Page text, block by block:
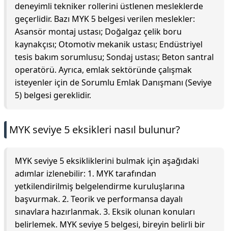
deneyimli tekniker rollerini üstlenen mesleklerde
geçerlidir. Bazı MYK 5 belgesi verilen meslekler:
Asansör montaj ustası; Doğalgaz çelik boru
kaynakçısı; Otomotiv mekanik ustası; Endüstriyel
tesis bakım sorumlusu; Sondaj ustası; Beton santral
operatörü. Ayrıca, emlak sektöründe çalışmak
isteyenler için de Sorumlu Emlak Danışmanı (Seviye
5) belgesi gereklidir.
MYK seviye 5 eksikleri nasıl bulunur?
MYK seviye 5 eksikliklerini bulmak için aşağıdaki
adımlar izlenebilir: 1. MYK tarafından
yetkilendirilmiş belgelendirme kuruluşlarına
başvurmak. 2. Teorik ve performansa dayalı
sınavlara hazırlanmak. 3. Eksik olunan konuları
belirlemek. MYK seviye 5 belgesi, bireyin belirli bir